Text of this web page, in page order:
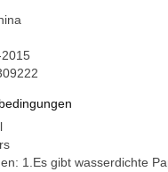
1.Es gibt wasserdichte